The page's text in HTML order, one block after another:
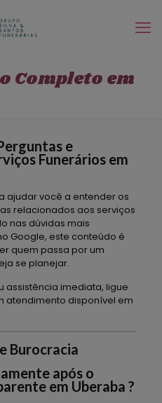
Completo em
e
Funerários em
ajudar você a entender os
relacionados aos serviços
nas dúvidas mais
Google, este conteúdo é
quem passa por um
se planejar.
assistência imediata, ligue
atendimento disponível em
Burocracia
após o
em Uberaba ?